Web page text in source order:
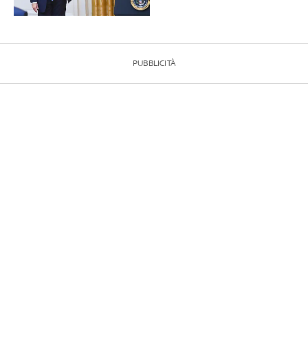
PUBBLICITÀ